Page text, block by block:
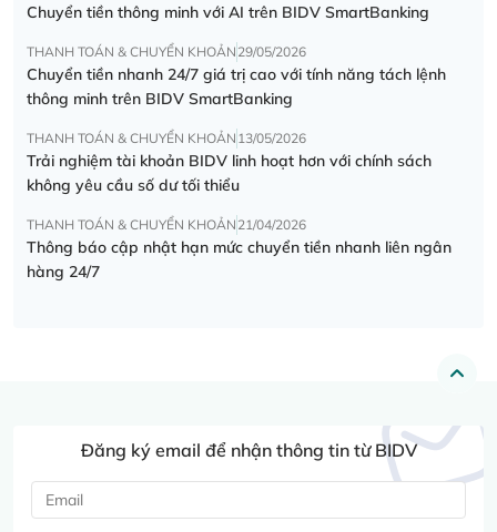
Chuyển tiền thông minh với AI trên BIDV SmartBanking
THANH TOÁN & CHUYỂN KHOẢN 29/05/2026
Chuyển tiền nhanh 24/7 giá trị cao với tính năng tách lệnh
thông minh trên BIDV SmartBanking
THANH TOÁN & CHUYỂN KHOẢN 13/05/2026
Trải nghiệm tài khoản BIDV linh hoạt hơn với chính sách
không yêu cầu số dư tối thiểu
THANH TOÁN & CHUYỂN KHOẢN 21/04/2026
Thông báo cập nhật hạn mức chuyển tiền nhanh liên ngân
hàng 24/7
Đăng ký email để nhận thông tin từ BIDV